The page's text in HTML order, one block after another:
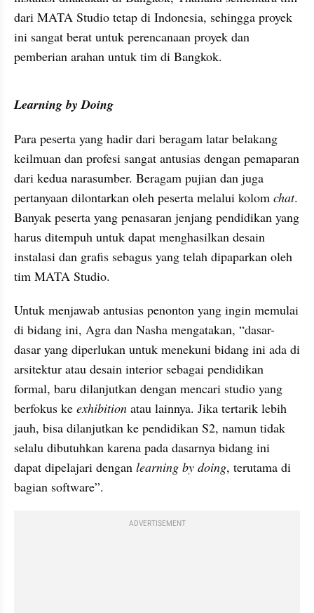
dari MATA Studio tetap di Indonesia, sehingga proyek
ini sangat berat untuk perencanaan proyek dan
pemberian arahan untuk tim di Bangkok.
Learning by Doing
Para peserta yang hadir dari beragam latar belakang
keilmuan dan profesi sangat antusias dengan pemaparan
dari kedua narasumber. Beragam pujian dan juga
pertanyaan dilontarkan oleh peserta melalui kolom chat.
Banyak peserta yang penasaran jenjang pendidikan yang
harus ditempuh untuk dapat menghasilkan desain
instalasi dan grafis sebagus yang telah dipaparkan oleh
tim MATA Studio.
Untuk menjawab antusias penonton yang ingin memulai
di bidang ini, Agra dan Nasha mengatakan, “dasar-
dasar yang diperlukan untuk menekuni bidang ini ada di
arsitektur atau desain interior sebagai pendidikan
formal, baru dilanjutkan dengan mencari studio yang
berfokus ke exhibition atau lainnya. Jika tertarik lebih
jauh, bisa dilanjutkan ke pendidikan S2, namun tidak
selalu dibutuhkan karena pada dasarnya bidang ini
dapat dipelajari dengan learning by doing, terutama di
bagian software”.
ADVERTISEMENT